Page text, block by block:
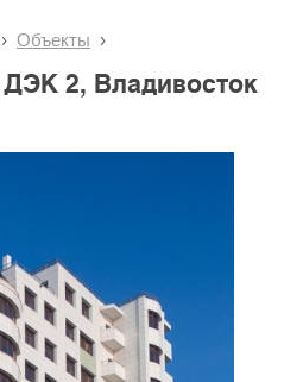
Объекты
2, Владивосток